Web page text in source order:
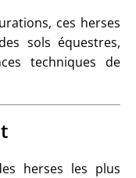
ces herses
sols équestres,
techniques de
herses les plus